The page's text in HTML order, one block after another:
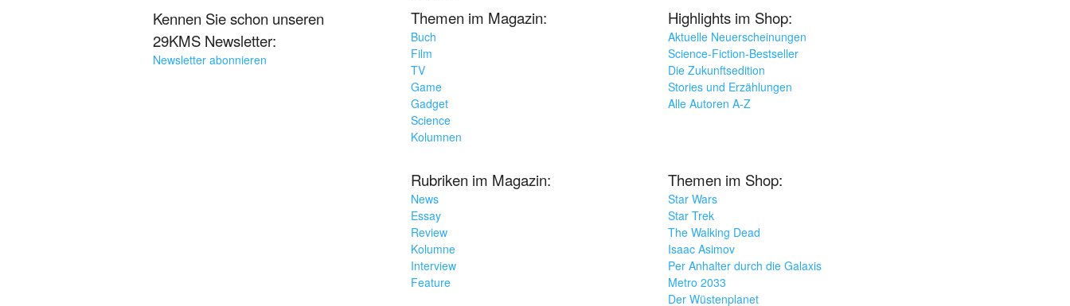
Kennen Sie schon unseren
29KMS Newsletter:
Newsletter abonnieren
Themen im Magazin:
Buch
Film
TV
Game
Gadget
Science
Kolumnen
Highlights im Shop:
Aktuelle Neuerscheinungen
Science-Fiction-Bestseller
Die Zukunftsedition
Stories und Erzählungen
Alle Autoren A-Z
Rubriken im Magazin:
News
Essay
Review
Kolumne
Interview
Feature
Themen im Shop:
Star Wars
Star Trek
The Walking Dead
Isaac Asimov
Per Anhalter durch die Galaxis
Metro 2033
Der Wüstenplanet